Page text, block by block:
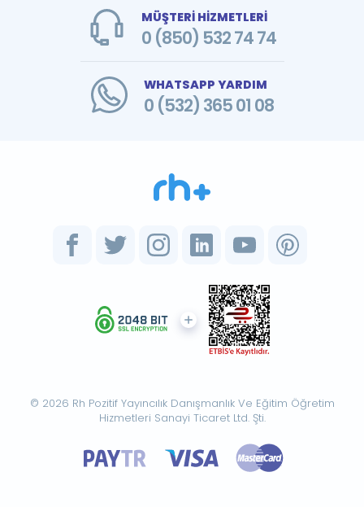
MÜŞTERİ HİZMETLERİ
0 (850) 532 74 74
WHATSAPP YARDIM
0 (532) 365 01 08
© 2026 Rh Pozitif Yayıncılık Danışmanlık Ve Eğitim Öğretim
Hizmetleri Sanayi Ticaret Ltd. Şti.